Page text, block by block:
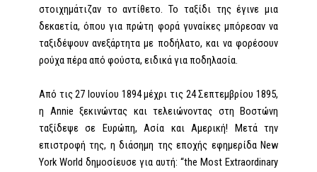
στοιχημάτιζαν το αντίθετο. Το ταξίδι της έγινε μια
δεκαετία, όπου για πρώτη φορά γυναίκες μπόρεσαν να
ταξιδέψουν ανεξάρτητα με ποδήλατο, και να φορέσουν
ρούχα πέρα από φούστα, ειδικά για ποδηλασία.
Από τις 27 Ιουνίου 1894 μέχρι τις 24 Σεπτεμβρίου 1895,
η Annie ξεκινώντας και τελειώνοντας στη Βοστώνη
ταξίδεψε σε Ευρώπη, Ασία και Αμερική! Μετά την
επιστροφή της, η διάσημη της εποχής εφημερίδα New
York World δημοσίευσε για αυτή: “the Most Extraordinary